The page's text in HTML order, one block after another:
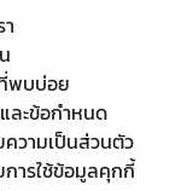
พบบ่อย
ละข้อกำหนด
ความเป็นส่วนตัว
การใช้ข้อมูลคุกกี้